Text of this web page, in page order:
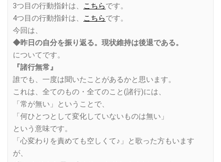
3つ目の行動指針は、
こちらです。
4つ目の行動指針は、
こちらです。
今回は、
◆昨日の自分を振り返る。現状維持は後退である。
についてです。
『諸行無常』
誰でも、一度は聞いたことがあるかと思います。
これは、全てのもの・全てのこと(諸行)には、
「常が無い」ということで、
「何ひとつとして変化していないものは無い」
という意味です。
「心変わりを責めても空しくて♪」と歌った方もいます
が、